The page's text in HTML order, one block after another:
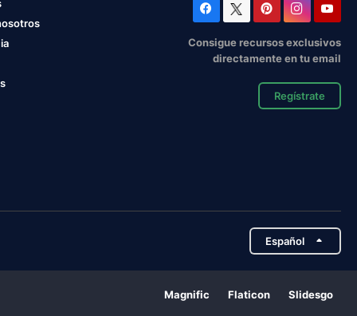
Consigue recursos exclusivos
directamente en tu email
Regístrate
Español
Magnific Flaticon Slidesgo